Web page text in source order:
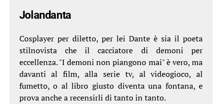
Jolandanta
Cosplayer per diletto, per lei Dante è sia il poeta
stilnovista che il cacciatore di demoni per
eccellenza. "I demoni non piangono mai" è vero, ma
davanti al film, alla serie tv, al videogioco, al
fumetto, o al libro giusto diventa una fontana, e
prova anche a recensirli di tanto in tanto.